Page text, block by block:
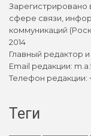
Зарегистрировано
сфере связи,
коммуникаций
2014
Главный редактор
Email редакции:
Телефон редакции:
Теги